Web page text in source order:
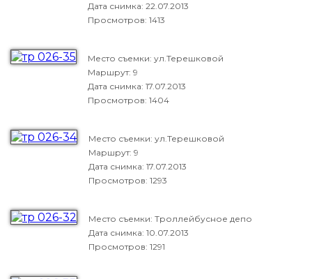
Дата снимка: 22.07.2013
Просмотров: 1413
Место съемки: ул.Терешковой
Маршрут: 9
Дата снимка: 17.07.2013
Просмотров: 1404
Место съемки: ул.Терешковой
Маршрут: 9
Дата снимка: 17.07.2013
Просмотров: 1293
Место съемки: Троллейбусное депо
Дата снимка: 10.07.2013
Просмотров: 1291